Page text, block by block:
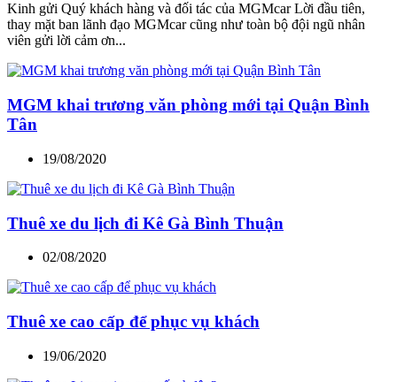
Kinh gửi Quý khách hàng và đối tác của MGMcar Lời đầu tiên,
thay mặt ban lãnh đạo MGMcar cũng như toàn bộ đội ngũ nhân
viên gửi lời cảm ơn...
MGM khai trương văn phòng mới tại Quận Bình
Tân
19/08/2020
Thuê xe du lịch đi Kê Gà Bình Thuận
02/08/2020
Thuê xe cao cấp để phục vụ khách
19/06/2020